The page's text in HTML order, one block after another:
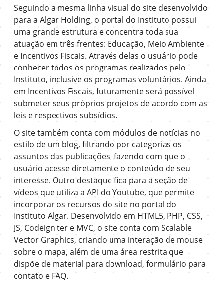
Seguindo a mesma linha visual do site desenvolvido
para a Algar Holding, o portal do Instituto possui
uma grande estrutura e concentra toda sua
atuação em três frentes: Educação, Meio Ambiente
e Incentivos Fiscais. Através delas o usuário pode
conhecer todos os programas realizados pelo
Instituto, inclusive os programas voluntários. Ainda
em Incentivos Fiscais, futuramente será possível
submeter seus próprios projetos de acordo com as
leis e respectivos subsídios.
O site também conta com módulos de notícias no
estilo de um blog, filtrando por categorias os
assuntos das publicações, fazendo com que o
usuário acesse diretamente o conteúdo de seu
interesse. Outro destaque fica para a seção de
vídeos que utiliza a API do Youtube, que permite
incorporar os recursos do site no portal do
Instituto Algar. Desenvolvido em HTML5, PHP, CSS,
JS, Codeigniter e MVC, o site conta com Scalable
Vector Graphics, criando uma interação de mouse
sobre o mapa, além de uma área restrita que
dispõe de material para download, formulário para
contato e FAQ.